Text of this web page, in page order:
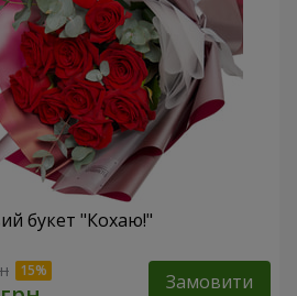
букет "Кохаю!"
Замовити